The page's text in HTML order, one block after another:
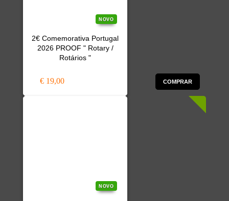
NOVO
2€ Comemorativa Portugal
2026 PROOF " Rotary /
Rotários "
€ 19,00 COMPRAR
NOVO